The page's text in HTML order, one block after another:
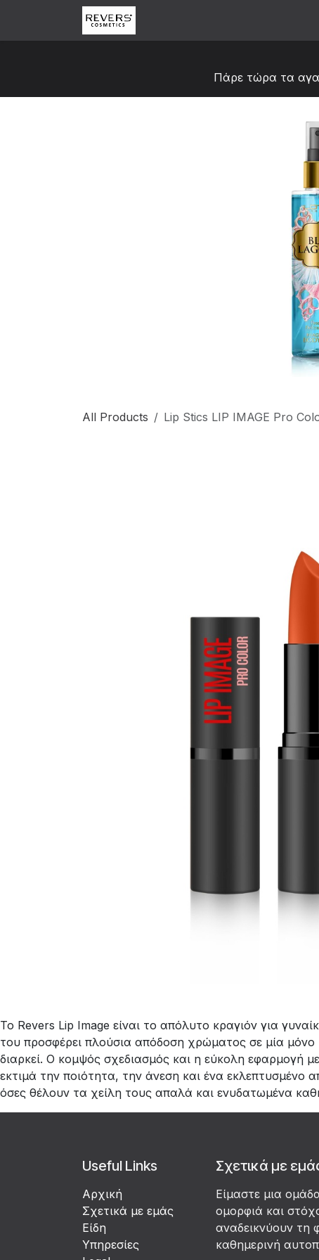
Πάρε τώρα τα
All Products Lip Stics LIP IMAGE Pro
Το Revers Lip Image είναι το απόλυτο κραγιόν για
του προσφέρει πλούσια απόδοση χρώματος σε μία
διαρκεί. Ο κομψός σχεδιασμός και η εύκολη εφαρμογή
εκτιμά την ποιότητα, την άνεση και ένα
όσες θέλουν τα χείλη τους απαλά και ενυδατωμένα
Useful Links
Αρχική
Σχετικά με εμάς
Είδη
Υπηρεσίες
Σχετικά με
Είμαστε μια
ομορφιά και
αναδεικνύουν τη
καθημερινή